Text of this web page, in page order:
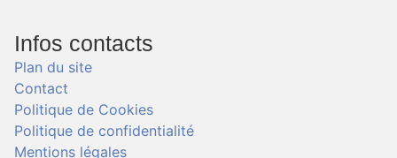
Infos contacts
Plan du site
Contact
Politique de Cookies
Politique de confidentialité
Mentions légales